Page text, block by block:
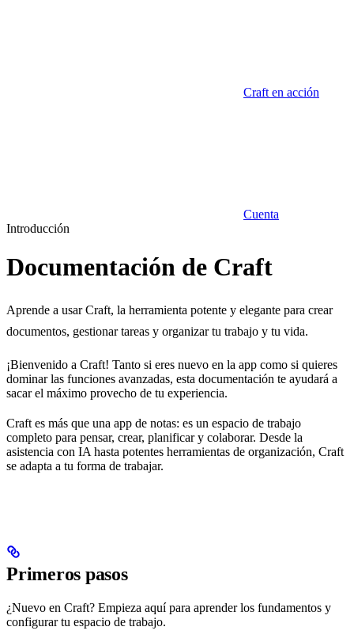
Craft en acción
Cuenta
Introducción
Documentación de Craft
Aprende a usar Craft, la herramienta potente y elegante para crear
documentos, gestionar tareas y organizar tu trabajo y tu vida.
¡Bienvenido a Craft! Tanto si eres nuevo en la app como si quieres
dominar las funciones avanzadas, esta documentación te ayudará a
sacar el máximo provecho de tu experiencia.
Craft es más que una app de notas: es un espacio de trabajo
completo para pensar, crear, planificar y colaborar. Desde la
asistencia con IA hasta potentes herramientas de organización, Craft
se adapta a tu forma de trabajar.
Primeros pasos
¿Nuevo en Craft? Empieza aquí para aprender los fundamentos y
configurar tu espacio de trabajo.